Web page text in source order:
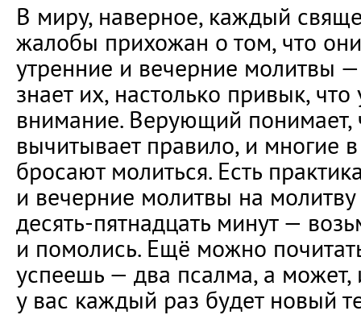
В миру, наверное, каждый
жалобы прихожан о том, что
утренние и вечерние молитвы
знает их, настолько привык,
внимание. Верующий понимает,
вычитывает правило, и многие
бросают молиться. Есть
и вечерние молитвы на молитву
десять-пятнадцать минут —
и помолись. Ещё можно
успеешь — два псалма, а может,
у вас каждый раз будет новый